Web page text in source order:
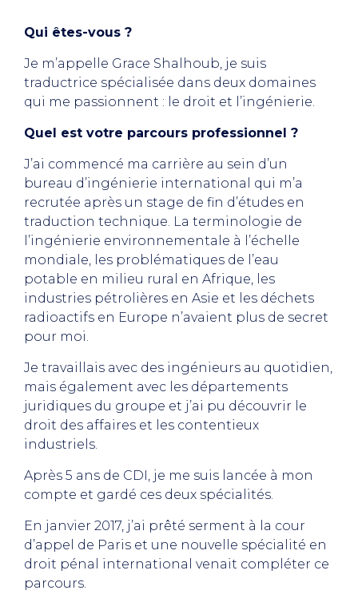
Qui êtes-vous ?
Je m’appelle Grace Shalhoub, je suis
traductrice spécialisée dans deux domaines
qui me passionnent : le droit et l’ingénierie.
Quel est votre parcours professionnel ?
J’ai commencé ma carrière au sein d’un
bureau d’ingénierie international qui m’a
recrutée après un stage de fin d’études en
traduction technique. La terminologie de
l’ingénierie environnementale à l’échelle
mondiale, les problématiques de l’eau
potable en milieu rural en Afrique, les
industries pétrolières en Asie et les déchets
radioactifs en Europe n’avaient plus de secret
pour moi.
Je travaillais avec des ingénieurs au quotidien,
mais également avec les départements
juridiques du groupe et j’ai pu découvrir le
droit des affaires et les contentieux
industriels.
Après 5 ans de CDI, je me suis lancée à mon
compte et gardé ces deux spécialités.
En janvier 2017, j’ai prêté serment à la cour
d’appel de Paris et une nouvelle spécialité en
droit pénal international venait compléter ce
parcours.